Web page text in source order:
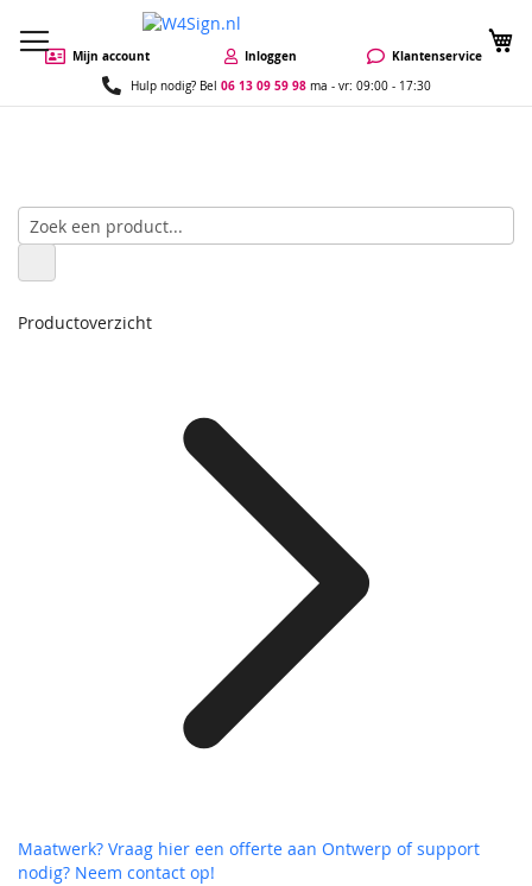
Mijn account Inloggen Klantenservice
Hulp nodig? Bel 06 13 09 59 98ma - vr: 09:00 - 17:30
Productoverzicht
Maatwerk? Vraag hier een offerte aan Ontwerp of support
nodig? Neem contact op!